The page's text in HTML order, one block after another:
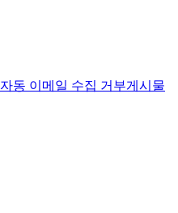
자동 이메일 수집 거부게시물